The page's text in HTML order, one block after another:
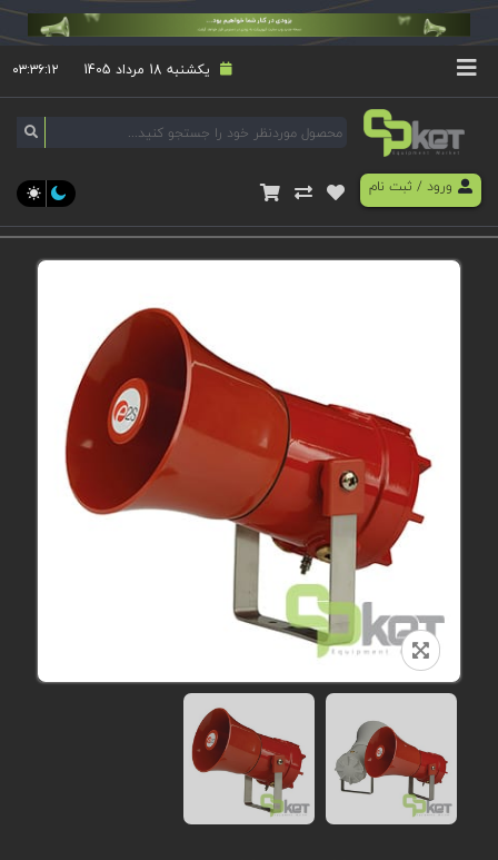
یکشنبه 18 مرداد 1405 ۰۳:۳۶:۱۲
ورود/ ثبت نام